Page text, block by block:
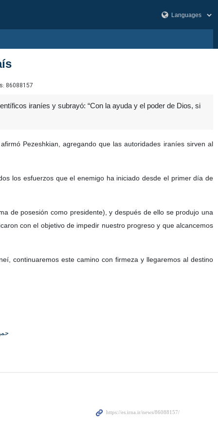
86088157
iraníes y subrayó: “Con la ayuda y el poder de Dios, si
Pezeshkian, agregando que las autoridades iraníes sirven al
los esfuerzos que el enemigo ha iniciado desde el primer día de
de posesión como presidente), y después de ello se produjo una
con el objetivo de impedir nuestro progreso y que alcancemos
continuaremos este camino con firmeza y llegaremos al destino